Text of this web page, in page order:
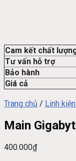
Cam kết chất
Tư vấn hỗ trợ
Bảo hành
Giá cả
Trang chủ / Linh
Main
400.000₫